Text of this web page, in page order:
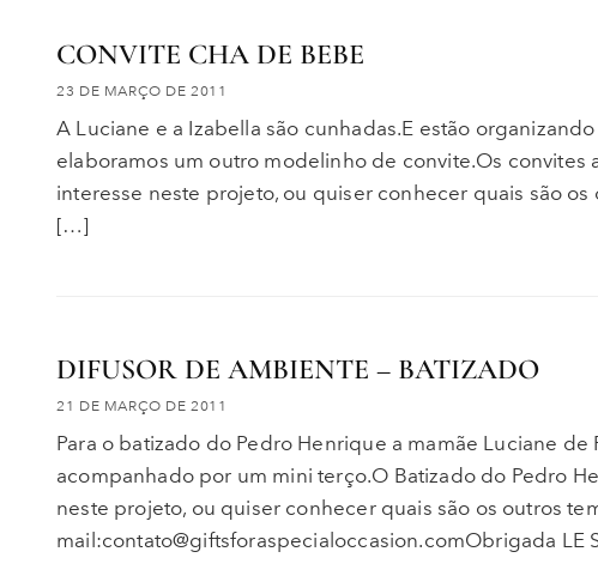
CONVITE CHA DE BEBE
23 DE MARÇO DE 2011
A Luciane e a Izabella são cunhadas.E estão
elaboramos um outro modelinho de convite.Os
interesse neste projeto, ou quiser conhecer quais são
[…]
DIFUSOR DE AMBIENTE – BATIZADO
21 DE MARÇO DE 2011
Para o batizado do Pedro Henrique a mamãe Luciane
acompanhado por um mini terço.O Batizado do Pedro
neste projeto, ou quiser conhecer quais são os outros
mail:contato@giftsforaspecialoccasion.comObrigada LE